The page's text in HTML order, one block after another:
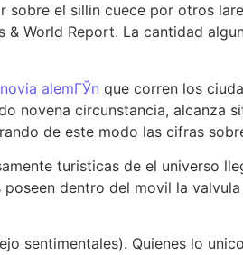
sobre el silli­n cuece por otros
World Report. La cantidad
alemГЎn que corren los
novena circunstancia, alcanza
de este modo las cifras
turisticas de el universo
dentro del movil la
sentimentales). Quienes lo